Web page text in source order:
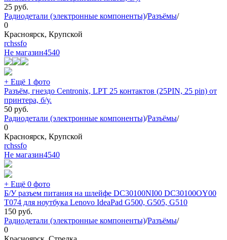
25 руб.
Радиодетали (электронные компоненты)/Разъёмы/
0
Красноярск, Крупской
rchssfo
Не магазин4540
+ Ещё 1 фото
Разъём, гнездо Centronix, LPT 25 контактов (25PIN, 25 pin) от
принтера, б/у.
50 руб.
Радиодетали (электронные компоненты)/Разъёмы/
0
Красноярск, Крупской
rchssfo
Не магазин4540
+ Ещё 0 фото
Б/У разъем питания на шлейфе DC30100NI00 DC30100OY00
T074 для ноутбука Lenovo IdeaPad G500, G505, G510
150 руб.
Радиодетали (электронные компоненты)/Разъёмы/
0